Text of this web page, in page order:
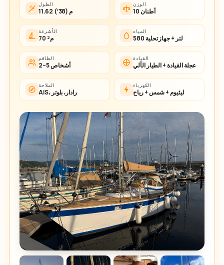
الطول
11.62 م (38′)
الوزن
10 أطنان
الأشرعة
70 م²
المياه
580 لتر + جهاز تحلية
الطاقم
2–5 أشخاص
القيادة
عجلة القيادة + الطيار الآلي
الملاحة
AIS، رادار، بلوتر
الكهرباء
ليثيوم + شمس + رياح